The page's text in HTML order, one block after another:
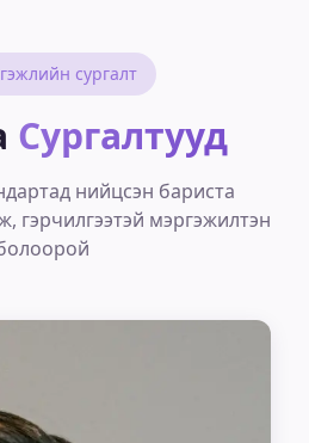
сургалт
Сургалтууд
нийцсэн бариста
гэрчилгээтэй мэргэжилтэн